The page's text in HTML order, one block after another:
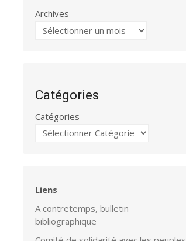
Archives
Catégories
Catégories
Liens
A contretemps, bulletin
bibliographique